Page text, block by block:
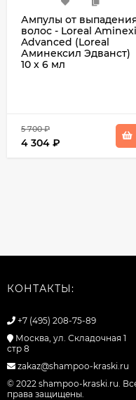
Ампулы от
волос - Loreal
Advanced (Loreal
Аминексил Эдванст)
10 x 6 мл
5 700₽
4 304 ₽
КОНТАКТЫ:
+7 (495) 208-75-89
Москва, ул. Складочная 1
стр 8
zakaz@shampoo-kraski.ru
© 2022 shampoo-kraski.ru.
права защищены.